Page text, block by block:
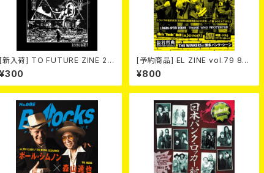
[新入荷] TO FUTURE ZINE 20
26 issue 21 -NO WAR! NO HA
TE!- (ZINE)
¥300
[予約商品] EL ZINE vol.79 8月
25日発売予定
¥800